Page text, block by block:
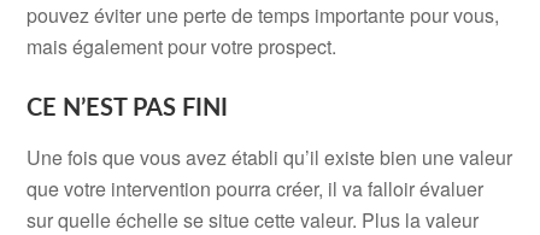
pouvez éviter une perte de temps importante pour vous,
mais également pour votre prospect.
CE N’EST PAS FINI
Une fois que vous avez établi qu’il existe bien une valeur
que votre intervention pourra créer, il va falloir évaluer
sur quelle échelle se situe cette valeur. Plus la valeur